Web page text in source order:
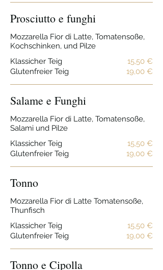
Prosciutto e funghi
Mozzarella Fior di Latte, Tomatensoße,
Kochschinken, und Pilze
Klassicher Teig
15,50 €
Glutenfreier Teig
19,00 €
Salame e Funghi
Mozzarella Fior di Latte, Tomatensoße,
Salami und Pilze
Klassicher Teig
15,50 €
Glutenfreier Teig
19,00 €
Tonno
Mozzarella Fior di Latte Tomatensoße,
Thunfisch
Klassicher Teig
15,50 €
Glutenfreier Teig
19,00 €
Tonno e Cipolla